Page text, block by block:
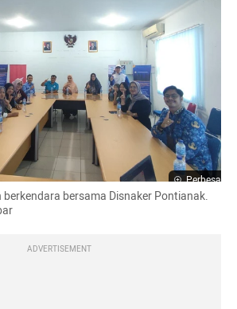
Perbesar
bersama Disnaker Pontianak.
ADVERTISEMENT